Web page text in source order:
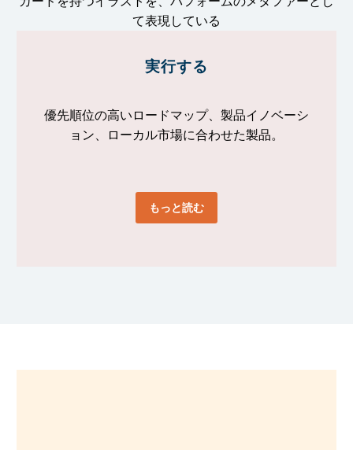
実行する
優先順位の高いロードマップ、製品イノベーシ
ョン、ローカル市場に合わせた製品。
もっと読む